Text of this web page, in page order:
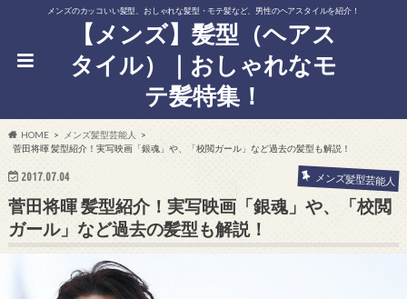
メンズのカッコいい髪型、おしゃれな髪型・モテ髪など、男性のヘアスタイルを紹介！
【メンズ】髪型（ヘアス
タイル）｜おしゃれなモ
テ髪特集！
HOME
メンズ髪型芸能人
菅田将暉 髪型紹介！実写映画「銀魂」や、「校閲ガール」など過去の髪型も解説！
2017.07.04 メンズ髪型芸能人
菅田将暉 髪型紹介！実写映画「銀魂」や、「校閲
ガール」など過去の髪型も解説！